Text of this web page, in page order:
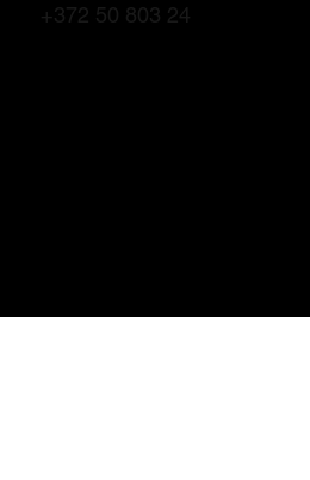
+372 50 803 24